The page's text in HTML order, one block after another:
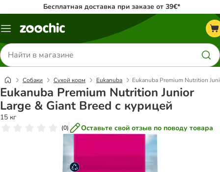
Бесплатная доставка при заказе от 39€*
Каталог
Поиск
товаров
Собаки Сухой корм Eukanuba Eukanuba Premium Nutrition
Eukanuba Premium Nutrition Junior
Large & Giant Breed с курицей
15 кг
(0) Оставьте свой отзыв по поводу товара